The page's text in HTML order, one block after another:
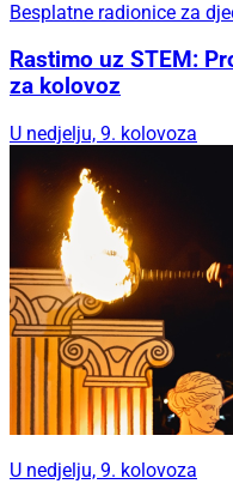
Besplatne radionice za
Rastimo uz STEM:
za kolovoz
U nedjelju, 9. kolovoza
U nedjelju, 9. kolovoza